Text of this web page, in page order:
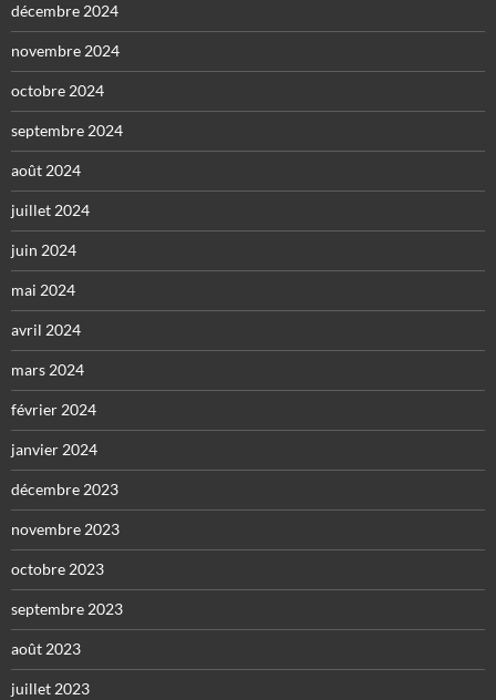
décembre 2024
novembre 2024
octobre 2024
septembre 2024
août 2024
juillet 2024
juin 2024
mai 2024
avril 2024
mars 2024
février 2024
janvier 2024
décembre 2023
novembre 2023
octobre 2023
septembre 2023
août 2023
juillet 2023